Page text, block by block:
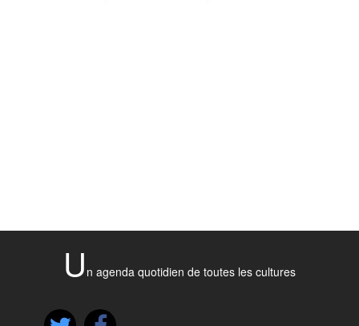
U n agenda quotidien de toutes les cultures